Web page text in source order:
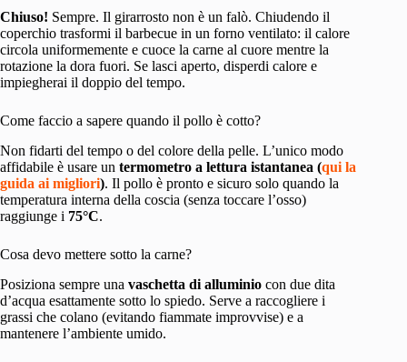
Chiuso! Sempre. Il girarrosto non è un falò. Chiudendo il
coperchio trasformi il barbecue in un forno ventilato: il calore
circola uniformemente e cuoce la carne al cuore mentre la
rotazione la dora fuori. Se lasci aperto, disperdi calore e
impiegherai il doppio del tempo.
Come faccio a sapere quando il pollo è cotto?
Non fidarti del tempo o del colore della pelle. L’unico modo
affidabile è usare un termometro a lettura istantanea (qui la
guida ai migliori). Il pollo è pronto e sicuro solo quando la
temperatura interna della coscia (senza toccare l’osso)
raggiunge i 75°C.
Cosa devo mettere sotto la carne?
Posiziona sempre una vaschetta di alluminio con due dita
d’acqua esattamente sotto lo spiedo. Serve a raccogliere i
grassi che colano (evitando fiammate improvvise) e a
mantenere l’ambiente umido.